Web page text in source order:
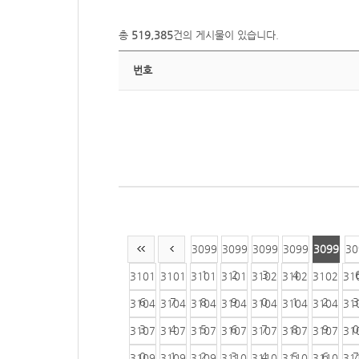
총 519,385건의 게시물이 있습니다.
번호
3099
1
3099
2
3099
3
3099
4
3099
5
3101
6
3101
7
3101
8
3101
9
3102
0
3102
1
3102
2 3
3104
3
3104
4
3104
5
3104
6
3104
7
3104
8
3104
9 0
3107
0
3107
1
3107
2
3107
3
3107
4
3107
5
3107
6 7